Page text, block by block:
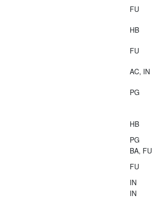
FU
HB
FU
AC, IN
PG
HB
PG
BA, FU
FU
IN
IN